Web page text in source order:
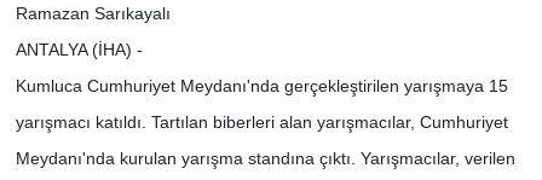
Ramazan Sarıkayalı
ANTALYA (İHA) -
Kumluca Cumhuriyet Meydanı'nda gerçekleştirilen yarışmaya 15
yarışmacı katıldı. Tartılan biberleri alan yarışmacılar, Cumhuriyet
Meydanı'nda kurulan yarışma standına çıktı. Yarışmacılar, verilen